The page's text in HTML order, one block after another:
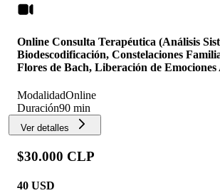
Online Consulta Terapéutica (Análisis
Biodescodificación, Constelaciones
Flores de Bach, Liberación de
ModalidadOnline
Duración90 min
Ver detalles
$30.000 CLP
40 USD